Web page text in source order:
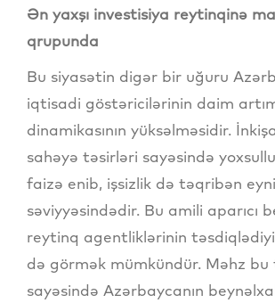
Ən yaxşı investisiya reytinqinə
qrupunda
Bu siyasətin digər bir uğuru
iqtisadi göstəricilərinin daim
dinamikasının yüksəlməsidir.
sahəyə təsirləri sayəsində
faizə enib, işsizlik də təqribən
səviyyəsindədir. Bu amili aparıcı
reytinq agentliklərinin
də görmək mümkündür. Məhz
sayəsində Azərbaycanın